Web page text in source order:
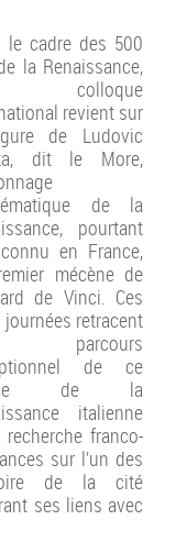
le cadre des 500
la Renaissance,
colloque
revient sur
de Ludovic
dit le More,
de la
pourtant
en France,
mécène de
de Vinci. Ces
journées retracent
de ce
de la
italienne
franco-
sur l’un des
de la cité
ses liens avec